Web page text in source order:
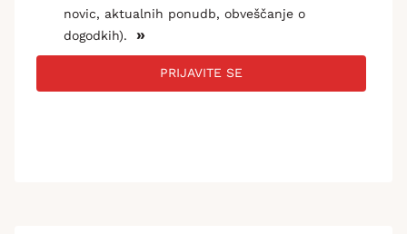
novic, aktualnih ponudb, obveščanje o
dogodkih).
»
PRIJAVITE SE